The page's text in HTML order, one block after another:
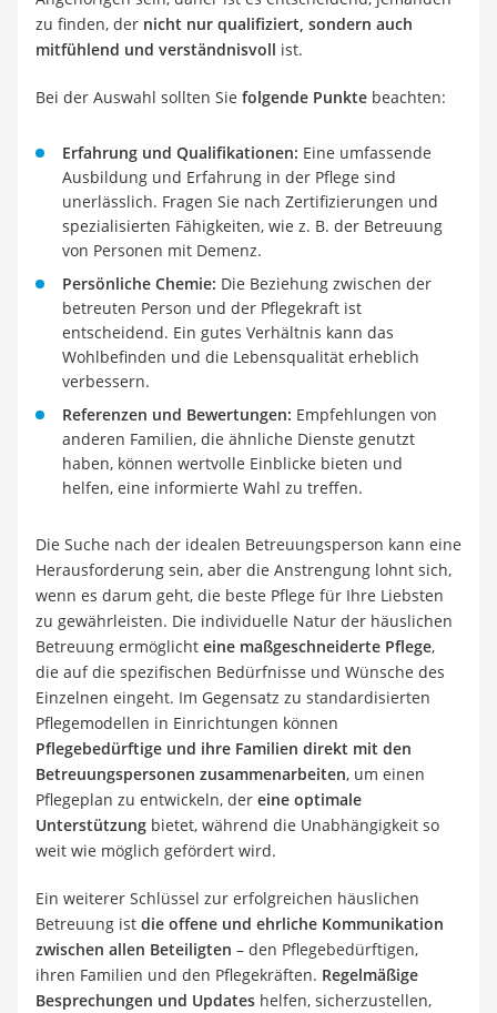
zu finden, der nicht nur qualifiziert, sondern auch
mitfühlend und verständnisvoll ist.
Bei der Auswahl sollten Sie folgende Punkte beachten:
Erfahrung und Qualifikationen: Eine umfassende
Ausbildung und Erfahrung in der Pflege sind
unerlässlich. Fragen Sie nach Zertifizierungen und
spezialisierten Fähigkeiten, wie z. B. der Betreuung
von Personen mit Demenz.
Persönliche Chemie: Die Beziehung zwischen der
betreuten Person und der Pflegekraft ist
entscheidend. Ein gutes Verhältnis kann das
Wohlbefinden und die Lebensqualität erheblich
verbessern.
Referenzen und Bewertungen: Empfehlungen von
anderen Familien, die ähnliche Dienste genutzt
haben, können wertvolle Einblicke bieten und
helfen, eine informierte Wahl zu treffen.
Die Suche nach der idealen Betreuungsperson kann eine
Herausforderung sein, aber die Anstrengung lohnt sich,
wenn es darum geht, die beste Pflege für Ihre Liebsten
zu gewährleisten. Die individuelle Natur der häuslichen
Betreuung ermöglicht eine maßgeschneiderte Pflege,
die auf die spezifischen Bedürfnisse und Wünsche des
Einzelnen eingeht. Im Gegensatz zu standardisierten
Pflegemodellen in Einrichtungen können
Pflegebedürftige und ihre Familien direkt mit den
Betreuungspersonen zusammenarbeiten, um einen
Pflegeplan zu entwickeln, der eine optimale
Unterstützung bietet, während die Unabhängigkeit so
weit wie möglich gefördert wird.
Ein weiterer Schlüssel zur erfolgreichen häuslichen
Betreuung ist die offene und ehrliche Kommunikation
zwischen allen Beteiligten – den Pflegebedürftigen,
ihren Familien und den Pflegekräften. Regelmäßige
Besprechungen und Updates helfen, sicherzustellen,